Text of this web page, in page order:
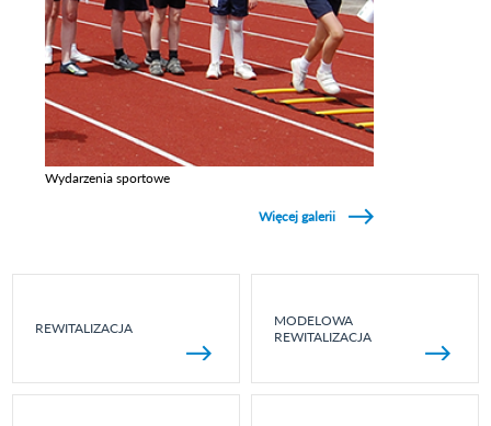
Wydarzenia sportowe
Więcej galerii
REWITALIZACJA
MODELOWA
REWITALIZACJA